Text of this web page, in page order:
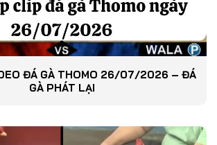
ĐÁ GÀ THOMO 26/07/2026 – ĐÁ
GÀ PHÁT LẠI